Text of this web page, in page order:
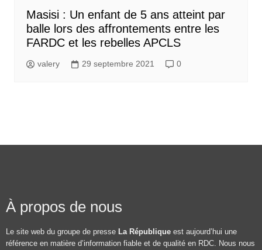
Masisi : Un enfant de 5 ans atteint par
balle lors des affrontements entre les
FARDC et les rebelles APCLS
valery 29 septembre 2021 0
À propos de nous
Le site web du groupe de presse La République est aujourd’hui une
référence en matière d’information fiable et de qualité en RDC. Nous nous